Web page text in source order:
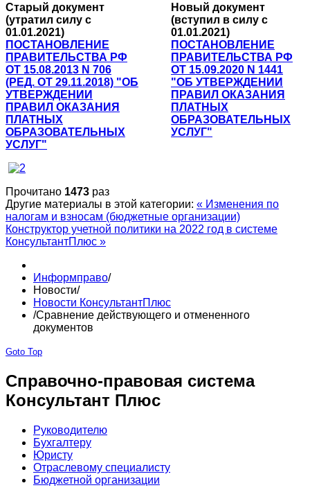
Старый документ
(утратил силу с
01.01.2021)
ПОСТАНОВЛЕНИЕ
ПРАВИТЕЛЬСТВА РФ
ОТ 15.08.2013 N 706
(РЕД. ОТ 29.11.2018) "ОБ
УТВЕРЖДЕНИИ
ПРАВИЛ ОКАЗАНИЯ
ПЛАТНЫХ
ОБРАЗОВАТЕЛЬНЫХ
УСЛУГ"
Новый документ
(вступил в силу с
01.01.2021)
ПОСТАНОВЛЕНИЕ
ПРАВИТЕЛЬСТВА РФ
ОТ 15.09.2020 N 1441
"ОБ УТВЕРЖДЕНИИ
ПРАВИЛ ОКАЗАНИЯ
ПЛАТНЫХ
ОБРАЗОВАТЕЛЬНЫХ
УСЛУГ"
Прочитано 1473 раз
Другие материалы в этой категории: « Изменения по
налогам и взносам (бюджетные организации)
Конструктор учетной политики на 2022 год в системе
КонсультантПлюс »
Информправо/
Новости/
Новости КонсультантПлюс
/Сравнение действующего и отмененного
документов
Goto Top
Справочно-правовая система
Консультант Плюс
Руководителю
Бухгалтеру
Юристу
Отраслевому специалисту
Бюджетной организации